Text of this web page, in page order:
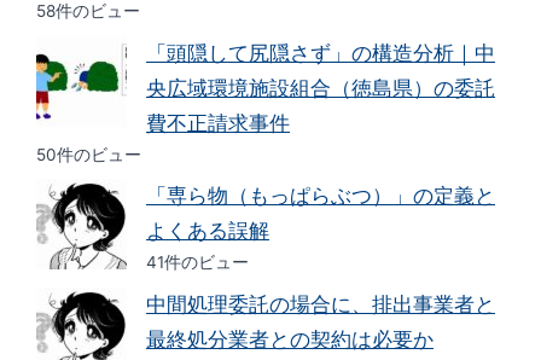
58件のビュー
「頭隠して尻隠さず」の構造分析｜中
央広域環境施設組合（徳島県）の委託
費不正請求事件
50件のビュー
「専ら物（もっぱらぶつ）」の定義と
よくある誤解
41件のビュー
中間処理委託の場合に、排出事業者と
最終処分業者との契約は必要か